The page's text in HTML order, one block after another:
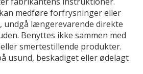
medføre forfrysninger eller
længerevarende direkte
Benyttes ikke sammen med
smertestillende produkter.
usund, beskadiget eller ødelagt